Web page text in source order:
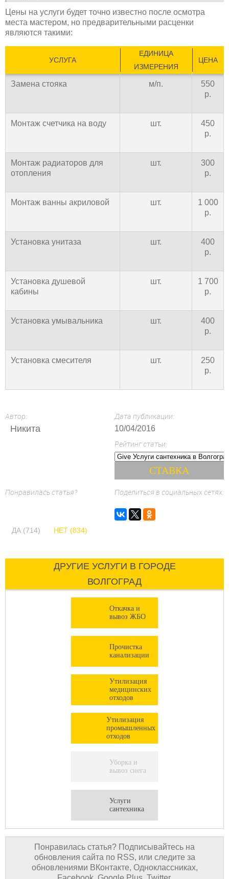
Цены на услуги будет точно известно после осмотра
места мастером, но предварительными расценки
являются такими:
УСЛУГА
ЕДИНИЦА
ИЗМЕРЕНИЯ
ЦЕНА
Замена стояка м/п.
550
р.
Монтаж счетчика на воду шт.
450
р.
Монтаж радиаторов для
отопления
шт.
300
р.
Монтаж ванны акриловой шт.
1 000
р.
Установка унитаза шт.
400
р.
Установка душевой
кабины
шт.
1 700
р.
Установка умывальника шт.
400
р.
Установка смесителя шт.
250
р.
Автор:
Никита
Дата публикации:
10/04/2016
Рейтинг статьи:
Понравилась статья?
ДА (714) НЕТ (834)
Поделиться в социальных сетях:
ДРУГИЕ УСЛУГИ В ГОРОДЕ
ВОЛГОГРАД
Откачка и
вывоз ЖБО
Прочистка
канализации
Утилизация
медицинских
отходов
Утилизация
промышленных
отходов
Уборка и
вывоз снега
Услуги
сантехника
Понравилась статья? Подписывайтесь на
обновления сайта по RSS, или следите за
обновлениями ВКонтакте, Одноклассниках,